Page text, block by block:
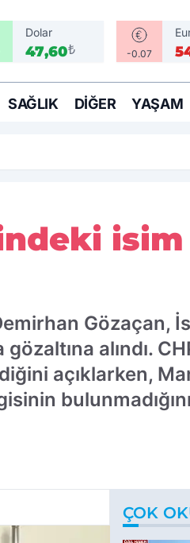
Dolar
47,60₺ -0.07
SAĞLIK DIĞER YAŞAM
isim
Gözaçan,
alındı.
açıklarken,
ÇOK